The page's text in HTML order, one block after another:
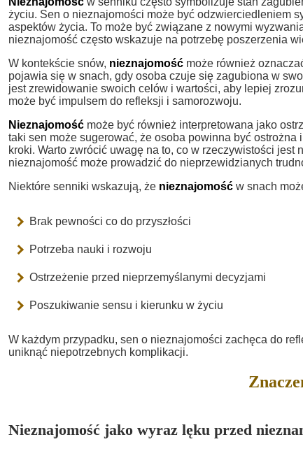
życiu. Sen o nieznajomości może być odzwierciedleniem
aspektów życia. To może być związane z nowymi
nieznajomość często wskazuje na potrzebę poszerzenia
W kontekście snów, nieznajomość może również
pojawia się w snach, gdy osoba czuje się zagubiona w
jest zrewidowanie swoich celów i wartości, aby lepiej
może być impulsem do refleksji i samorozwoju.
Nieznajomość może być również interpretowana jako
taki sen może sugerować, że osoba powinna być
kroki. Warto zwrócić uwagę na to, co w rzeczywistości
nieznajomość może prowadzić do nieprzewidzianych
Niektóre senniki wskazują, że nieznajomość w snach
Brak pewności co do przyszłości
Potrzeba nauki i rozwoju
Ostrzeżenie przed nieprzemyślanymi decyzjami
Poszukiwanie sensu i kierunku w życiu
W każdym przypadku, sen o nieznajomości zachęca do
uniknąć niepotrzebnych komplikacji.
Nieznajomość jako wyraz lęku przed